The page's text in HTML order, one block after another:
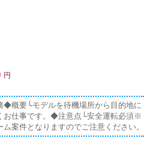
円
◆概要└モデルを待機場所から目的地に
お仕事です。◆注意点└安全運転必須※
案件となりますのでご注意ください。